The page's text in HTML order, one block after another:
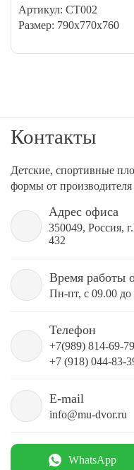
Артикул: СТ002
Размер: 790х770х760
Контакты
Детские, спортивные
формы от
Адрес офиса
350049, Россия,
432
Время работы
Пн-пт, с 09.00 до
Телефон
+7(989) 814-69-79
+7 (918) 044-83-
E-mail
info@mu-dvor.ru
WhatsApp